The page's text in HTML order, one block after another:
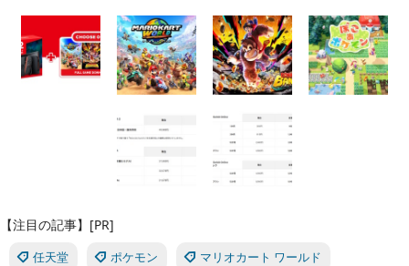
【注目の記事】[PR]
任天堂 ポケモン マリオカート ワールド